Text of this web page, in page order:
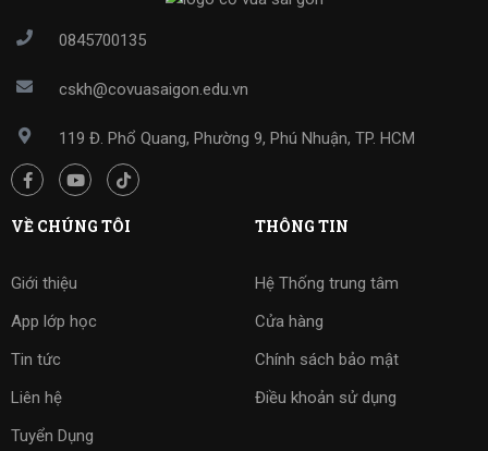
0845700135
cskh@covuasaigon.edu.vn
119 Đ. Phổ Quang, Phường 9, Phú Nhuận, TP. HCM
VỀ CHÚNG TÔI
Giới thiệu
App lớp học
Tin tức
Liên hệ
Tuyển Dụng
THÔNG TIN
Hệ Thống trung tâm
Cửa hàng
Chính sách bảo mật
Điều khoản sử dụng